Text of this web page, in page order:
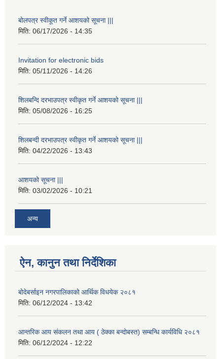
बोलपत्र स्वीकूत गर्ने आशयको सूचना |||
मिति: 06/17/2026 - 14:35
Invitation for electronic bids
मिति: 05/11/2026 - 14:26
शिलबन्दि दरभाउपत्र स्वीकृत गर्ने आशयको सूचना |||
मिति: 05/08/2026 - 16:25
शिलबन्दी दरभाउपत्र स्वीकृत गर्ने आशयको सूचना |||
मिति: 04/22/2026 - 13:43
आशयको सूचना |||
मिति: 03/02/2026 - 10:21
अन्य
ऐन, कानुन तथा निर्देशिका
बोदेबर्साइन नगरपालिकाको आर्थिक विधयेक २०८१
मिति: 06/12/2024 - 13:42
आन्तरिक आय संकलन तथा आय ( ठेक्का बन्दोबस्त) सम्बन्धि कार्यविधि २०८१
मिति: 06/12/2024 - 12:22